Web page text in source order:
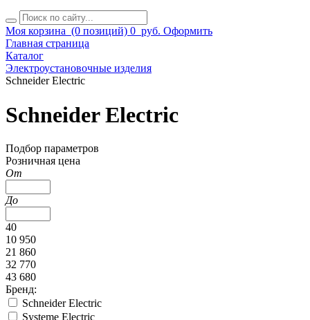
Моя корзина (0 позиций) 0 руб. Оформить
Главная страница
Каталог
Электроустановочные изделия
Schneider Electric
Schneider Electric
Подбор параметров
Розничная цена
От
До
40
10 950
21 860
32 770
43 680
Бренд:
Schneider Electric
Systeme Electric